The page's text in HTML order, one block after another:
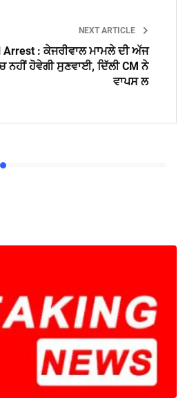
NEXT ARTICLE
Arrest : ਕੇਜਰੀਵਾਲ ਮਾਮਲੇ ਦੀ ਅੱਜ
ਨਹੀਂ ਹੋਵੇਗੀ ਸੁਣਵਾਈ, ਦਿੱਲੀ CM ਨੇ
ਵਾਪਸ ਲ